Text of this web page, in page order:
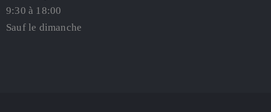
9:30 à 18:00
Sauf le dimanche